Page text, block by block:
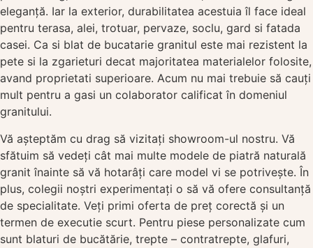
eleganță. Iar la exterior, durabilitatea acestuia îl face ideal
pentru terasa, alei, trotuar, pervaze, soclu, gard si fatada
casei. Ca si blat de bucatarie granitul este mai rezistent la
pete si la zgarieturi decat majoritatea materialelor folosite,
avand proprietati superioare. Acum nu mai trebuie să cauți
mult pentru a gasi un colaborator calificat în domeniul
granitului.
Vă așteptăm cu drag să vizitați showroom-ul nostru. Vă
sfătuim să vedeți cât mai multe modele de piatră naturală
granit înainte să vă hotarâți care model vi se potrivește. În
plus, colegii noștri experimentați o să vă ofere consultanță
de specialitate. Veți primi oferta de preț corectă și un
termen de executie scurt. Pentru piese personalizate cum
sunt blaturi de bucătărie, trepte – contratrepte, glafuri,